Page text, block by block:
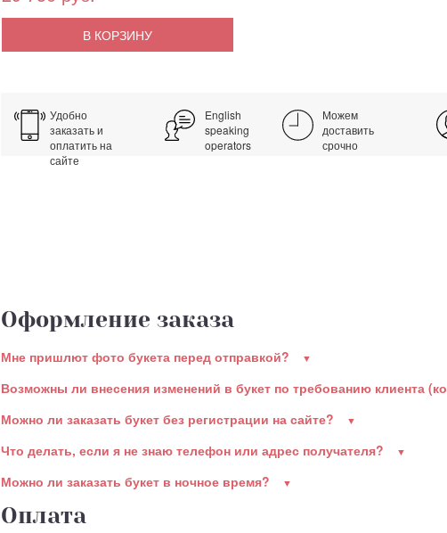
В КОРЗИНУ
Удобно
заказать и
оплатить на
сайте
English
speaking
operators
Можем
доставить
срочно
Оформление заказа
Мне пришлют фото букета перед отправкой?
Возможны ли внесения изменений в букет по требованию клиента
Можно ли заказать букет без регистрации на сайте?
Что делать, если я не знаю телефон или адрес получателя?
Можно ли заказать букет в ночное время?
Оплата